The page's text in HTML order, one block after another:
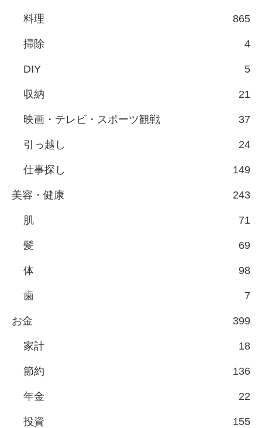
料理 865
掃除 4
DIY 5
収納 21
映画・テレビ・スポーツ観戦 37
引っ越し 24
仕事探し 149
美容・健康 243
肌 71
髪 69
体 98
歯 7
お金 399
家計 18
節約 136
年金 22
投資 155